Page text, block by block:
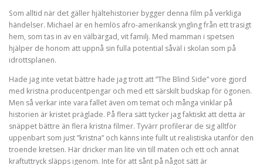
Som alltid när det gäller hjältehistorier bygger denna film på verkliga
händelser. Michael är en hemlös afro-amerikansk yngling från ett trasigt
hem, som tas in av en välbärgad, vit familj. Med mamman i spetsen
hjälper de honom att uppnå sin fulla potential såväl i skolan som på
idrottsplanen.
Hade jag inte vetat bättre hade jag trott att ”The Blind Side” vore gjord
med kristna producentpengar och med ett särskilt budskap för ögonen.
Men så verkar inte vara fallet även om temat och många vinklar på
historien är kristet präglade. På flera sätt tycker jag faktiskt att detta är
snäppet bättre än flera kristna filmer. Tyvärr profilerar de sig alltför
uppenbart som just ”kristna” och känns inte fullt ut realistiska utanför den
troende kretsen. Här dricker man lite vin till maten och ett och annat
kraftuttryck släpps igenom. Inte för att sånt på något sätt är